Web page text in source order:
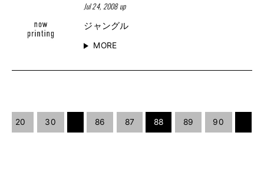
Jul 24, 2008 up
ジャングル
MORE
20 30 86 87 88 89 90